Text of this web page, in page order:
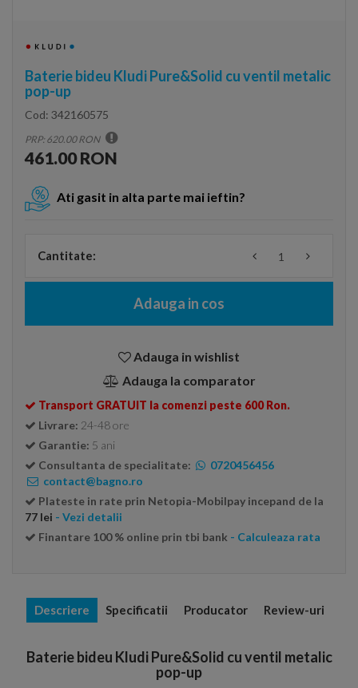
Baterie bideu Kludi Pure&Solid cu ventil metalic
pop-up
Cod: 342160575
PRP: 620.00 RON
461.00 RON
Ati gasit in alta parte mai ieftin?
Cantitate:
Adauga in cos
Adauga in wishlist
Adauga la comparator
Transport GRATUIT la comenzi peste 600 Ron.
Livrare: 24-48 ore
Garantie: 5 ani
Consultanta de specialitate:
0720456456
contact@bagno.ro
Plateste in rate prin Netopia-Mobilpay incepand de la
77 lei - Vezi detalii
Finantare 100 % online prin tbi bank - Calculeaza rata
Descriere Specificatii Producator Review-uri
Baterie bideu Kludi Pure&Solid cu ventil metalic
pop-up